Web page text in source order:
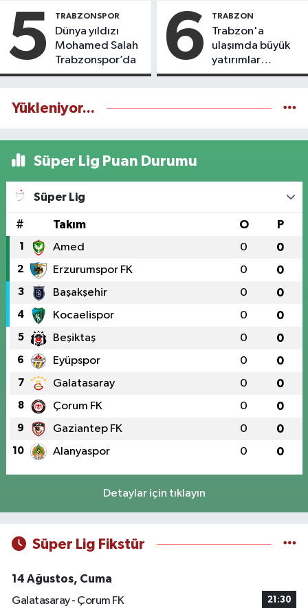
5 TRABZONSPOR
Dünya yıldızı
Mohamed Salah
Trabzonspor’da
6 TRABZON
Trabzon'a
ulaşımda büyük
yatırımlar
yapılıyor
Yükleniyor...
Süper Lig Puan Durumu
Süper Lig
# Takım O P
1 Amed 0 0
2 Erzurumspor FK 0 0
3 Başakşehir 0 0
4 Kocaelispor 0 0
5 Beşiktaş 0 0
6 Eyüpspor 0 0
7 Galatasaray 0 0
8 Çorum FK 0 0
9 Gaziantep FK 0 0
10 Alanyaspor 0 0
Detaylar için tıklayın
Süper Lig Fikstür
14 Ağustos, Cuma
Galatasaray - Çorum FK
21:30